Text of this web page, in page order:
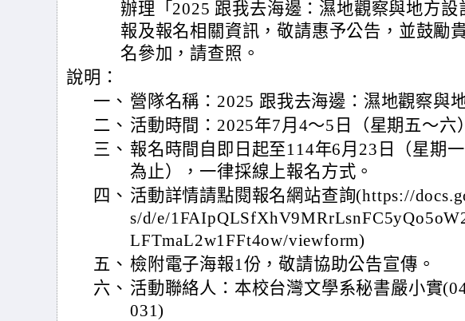
辦理「2025 跟我去海邊：濕地觀察與地方設
報及報名相關資訊，敬請惠予公告，並鼓勵
名參加，請查照。
說明：
一、 營隊名稱：2025 跟我去海邊：濕地觀察與
二、 活動時間：2025年7月4～5日（星期五～六
三、 報名時間自即日起至114年6月23日（星期
為止），一律採線上報名方式。
四、 活動詳情請點閱報名網站查詢(https://
s/d/e/
LFTmaL2w1FFt4ow/viewform)
五、 檢附電子海報1份，敬請協助公告宣傳。
六、 活動聯絡人：本校台灣文學系秘書嚴小實
031)